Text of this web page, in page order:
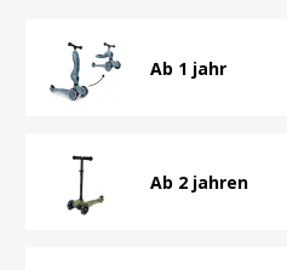
Ab 1 jahr
Ab 2 jahren